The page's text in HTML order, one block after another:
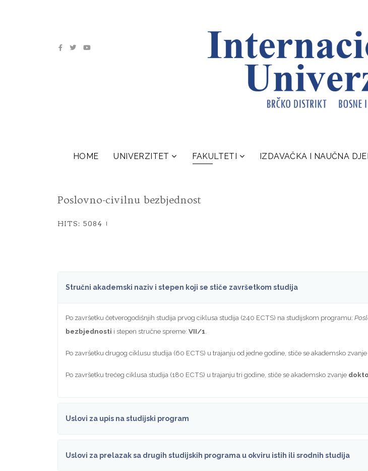
HOME UNIVERZITET FAKULTETI IZDAVAČKA I NAUČNA
Poslovno-civilnu bezbjednost
HITS: 5084
Stručni akademski naziv i stepen koji se stiče završetkom studija
Po završetku četverogodišnjih studija prvog ciklusa studija (240 ECTS) na studijskom programu:
bezbjednosti i stepen stručne spreme: VII/1
Po završetku drugog ciklusu studija (60 ECTS) u trajanju od jedne godine, stiče se akademsko zvanje
Po završetku trećeg ciklusa studija (180 ECTS) u trajanju tri godine, stiče se akademsko zvanje
Uslovi za upis na studijski program
Uslovi za prelazak sa drugih studijskih programa u okviru istih ili srodnih studija